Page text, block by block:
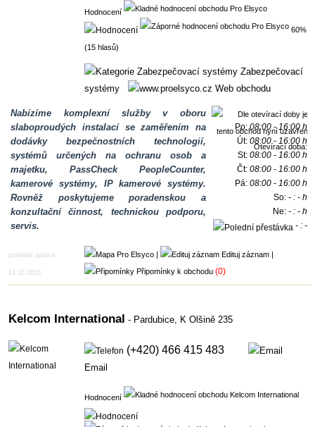
Hodnocení
60%
(15 hlasů)
Zabezpečovací
systémy
Web obchodu
Nabízíme komplexní služby v oboru
slaboproudých instalací se zaměřením na
dodávky bezpečnostních technologií,
systémů určených na ochranu osob a
majetku, PassCheck PeopleCounter,
kamerové systémy, IP kamerové systémy.
Rovněž poskytujeme poradenskou a
konzultační činnost, technickou podporu,
servis.
Otevírací doba:
Po:08:00 - 16:00 h
Út:08:00 - 16:00 h
St:08:00 - 16:00 h
Čt:08:00 - 16:00 h
Pá:08:00 - 16:00 h
So:- : - h
Ne:- : - h
- : -
poslední úprava
24.10.2015
| Edituj záznam|
Připomínky k obchodu (0)
Kelcom International - Pardubice, K Olšině 235
(+420) 466 415 483
Email
Hodnocení